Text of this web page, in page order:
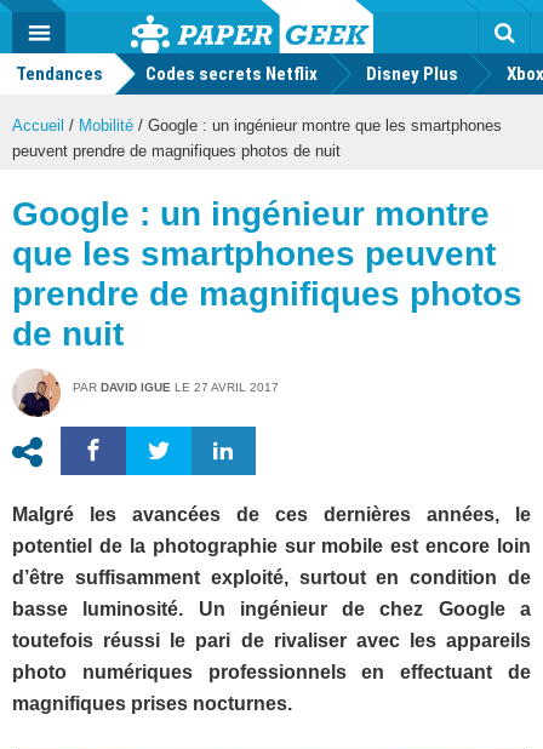
Actu
geek
MENU
Tendances Codes secrets Netflix Disney Plus
Accueil / Mobilité / Google : un ingénieur montre que les smartphones
peuvent prendre de magnifiques photos de nuit
Google : un ingénieur montre
que les smartphones peuvent
prendre de magnifiques photos
de nuit
PAR DAVID IGUE LE 27 AVRIL 2017
Malgré les avancées de ces dernières années, le
potentiel de la photographie sur mobile est encore loin
d’être suffisamment exploité, surtout en condition de
basse luminosité. Un ingénieur de chez Google a
toutefois réussi le pari de rivaliser avec les appareils
photo numériques professionnels en effectuant de
magnifiques prises nocturnes.
Mode
FacebookTwitter Youtube